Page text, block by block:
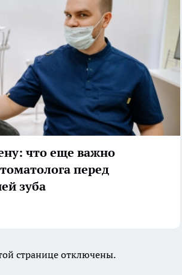
что еще важно
перед
зуба
странице отключены.